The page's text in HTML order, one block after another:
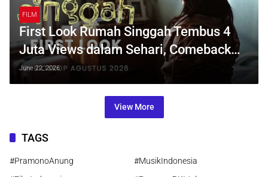
FILM
First Look Rumah Singgah Tembus 4
Juta Views dalam Sehari, Comeback
Adhisty Zara Bikin Penonton Tak Sabar
June 22, 2026
View More
TAGS
#PramonoAnung
#MusikIndonesia